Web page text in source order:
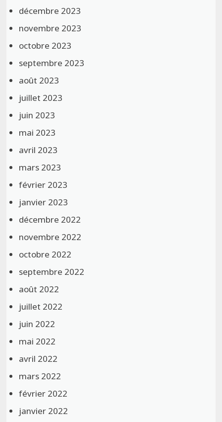
décembre 2023
novembre 2023
octobre 2023
septembre 2023
août 2023
juillet 2023
juin 2023
mai 2023
avril 2023
mars 2023
février 2023
janvier 2023
décembre 2022
novembre 2022
octobre 2022
septembre 2022
août 2022
juillet 2022
juin 2022
mai 2022
avril 2022
mars 2022
février 2022
janvier 2022